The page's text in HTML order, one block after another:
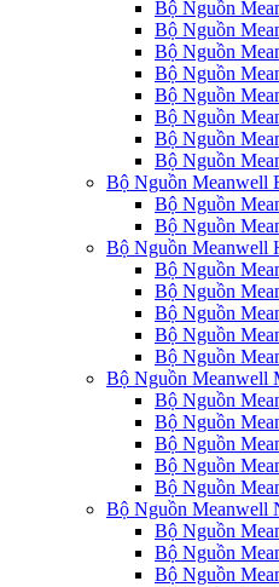
Bộ Nguồn
Bộ Nguồn
Bộ Nguồn
Bộ Nguồn
Bộ Nguồn
Bộ Nguồn
Bộ Nguồn
Bộ Nguồn
Bộ Nguồn Meanwell
Bộ Nguồn
Bộ Nguồn
Bộ Nguồn Meanwell
Bộ Nguồn
Bộ Nguồn
Bộ Nguồn
Bộ Nguồn
Bộ Nguồn
Bộ Nguồn Meanwell
Bộ Nguồn
Bộ Nguồn
Bộ Nguồn
Bộ Nguồn
Bộ Nguồn
Bộ Nguồn Meanwell
Bộ Nguồn
Bộ Nguồn
Bộ Nguồn